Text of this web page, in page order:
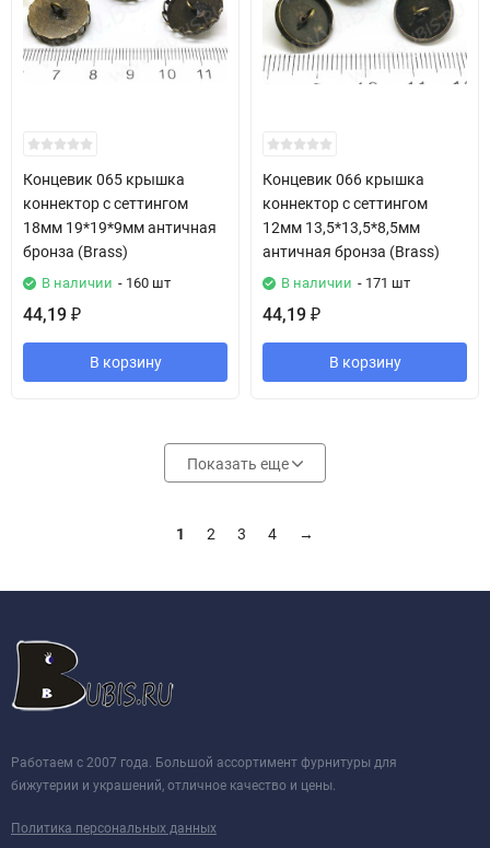
Концевик 065 крышка
коннектор с сеттингом
18мм 19*19*9мм античная
бронза (Brass)
В наличии - 160 шт
44,19 ₽
В корзину
Концевик 066 крышка
коннектор с сеттингом
12мм 13,5*13,5*8,5мм
античная бронза (Brass)
В наличии - 171 шт
44,19 ₽
В корзину
Показать еще
1 2 3 4 →
Работаем с 2007 года. Большой ассортимент фурнитуры для
бижутерии и украшений, отличное качество и цены.
Политика персональных данных